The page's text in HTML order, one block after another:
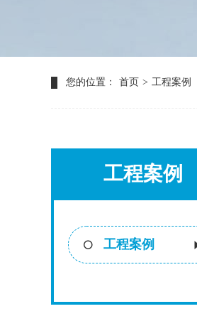
您的位置： 首页 > 工程案例
工程案例
工程案例